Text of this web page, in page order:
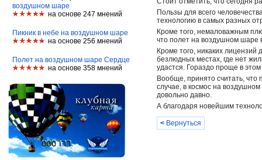
воздушном шаре
на основе 247 мнений
Пикник в небе на воздушном шаре
на основе 256 мнений
Полет на воздушном шаре Сердце
на основе 358 мнений
Пользы для всего
технологию в самых разных
Кроме того, немаловажным
что полет на воздушном шаре
Кроме того, никаких
безлюдных местах, где нет
удастся. Гораздо проще в
Вообще, принято считать,
случае, в космос на
довольно давно.
А благодаря новейшим
< Вернуться